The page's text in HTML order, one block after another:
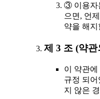
③ 이용자
으면, 언
약을 해
제 3 조 (약
이 약관에
규정 되
지 않은